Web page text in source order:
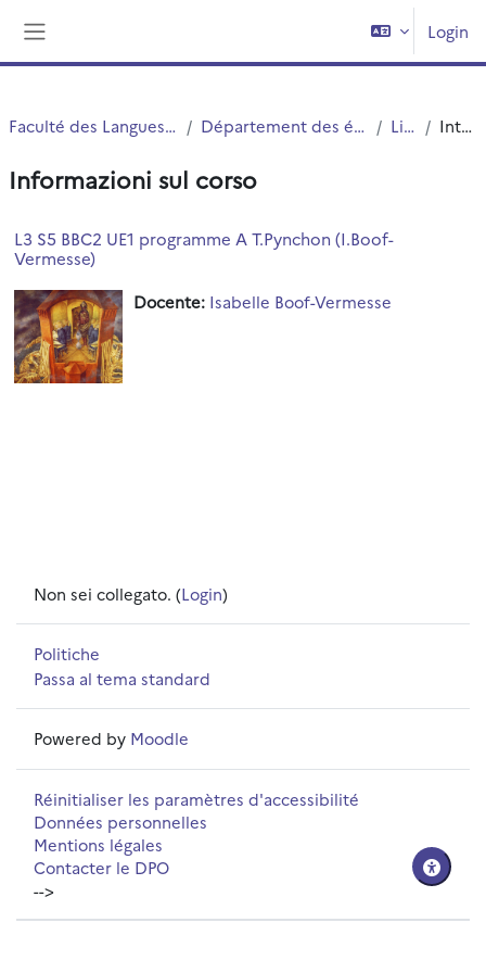
Login
Faculté des Langues Cultures et Sociétés (FLCS) Département des études anglophones - Angellier Licence 3 Introduzione
Informazioni sul corso
L3 S5 BBC2 UE1 programme A T.Pynchon (I.Boof-
Vermesse)
Docente: Isabelle Boof-Vermesse
Non sei collegato. (Login)
Politiche
Passa al tema standard
Powered by Moodle
Réinitialiser les paramètres d'accessibilité
Données personnelles
Mentions légales
Contacter le DPO
-->